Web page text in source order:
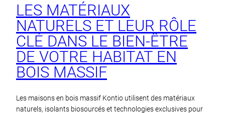
LES MATÉRIAUX
NATURELS ET LEUR RÔLE
CLÉ DANS LE BIEN-ÊTRE
DE VOTRE HABITAT EN
BOIS MASSIF
Les maisons en bois massif Kontio utilisent des matériaux
naturels, isolants biosourcés et technologies exclusives pour